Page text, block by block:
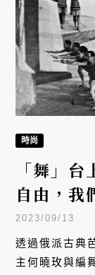
時尚
「舞」
自由，我
2023/09/13
透過俄派古典
主何曉玫與編